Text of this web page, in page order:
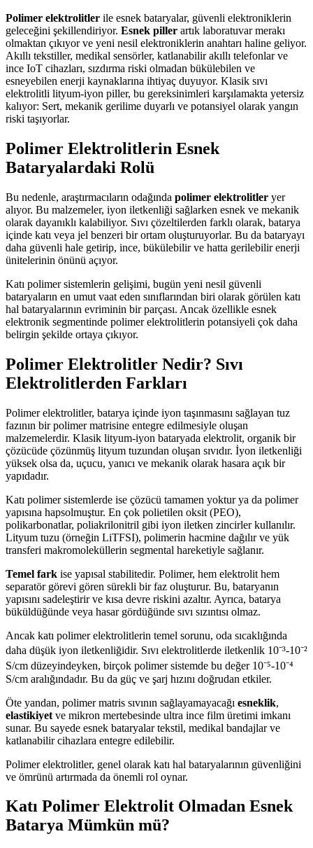
Polimer elektrolitler ile esnek bataryalar, güvenli elektroniklerin
geleceğini şekillendiriyor. Esnek piller artık laboratuvar merakı
olmaktan çıkıyor ve yeni nesil elektroniklerin anahtarı haline geliyor.
Akıllı tekstiller, medikal sensörler, katlanabilir akıllı telefonlar ve
ince IoT cihazları, sızdırma riski olmadan bükülebilen ve
esneyebilen enerji kaynaklarına ihtiyaç duyuyor. Klasik sıvı
elektrolitli lityum-iyon piller, bu gereksinimleri karşılamakta yetersiz
kalıyor: Sert, mekanik gerilime duyarlı ve potansiyel olarak yangın
riski taşıyorlar.
Polimer Elektrolitlerin Esnek
Bataryalardaki Rolü
Bu nedenle, araştırmacıların odağında polimer elektrolitler yer
alıyor. Bu malzemeler, iyon iletkenliği sağlarken esnek ve mekanik
olarak dayanıklı kalabiliyor. Sıvı çözeltilerden farklı olarak, batarya
içinde katı veya jel benzeri bir ortam oluşturuyorlar. Bu da bataryayı
daha güvenli hale getirip, ince, bükülebilir ve hatta gerilebilir enerji
ünitelerinin önünü açıyor.
Katı polimer sistemlerin gelişimi, bugün yeni nesil güvenli
bataryaların en umut vaat eden sınıflarından biri olarak görülen katı
hal bataryalarının evriminin bir parçası. Ancak özellikle esnek
elektronik segmentinde polimer elektrolitlerin potansiyeli çok daha
belirgin şekilde ortaya çıkıyor.
Polimer Elektrolitler Nedir? Sıvı
Elektrolitlerden Farkları
Polimer elektrolitler, batarya içinde iyon taşınmasını sağlayan tuz
fazının bir polimer matrisine entegre edilmesiyle oluşan
malzemelerdir. Klasik lityum-iyon bataryada elektrolit, organik bir
çözücüde çözünmüş lityum tuzundan oluşan sıvıdır. İyon iletkenliği
yüksek olsa da, uçucu, yanıcı ve mekanik olarak hasara açık bir
yapıdadır.
Katı polimer sistemlerde ise çözücü tamamen yoktur ya da polimer
yapısına hapsolmuştur. En çok polietilen oksit (PEO),
polikarbonatlar, poliakrilonitril gibi iyon iletken zincirler kullanılır.
Lityum tuzu (örneğin LiTFSI), polimerin hacmine dağılır ve yük
transferi makromoleküllerin segmental hareketiyle sağlanır.
Temel fark ise yapısal stabilitedir. Polimer, hem elektrolit hem
separatör görevi gören sürekli bir faz oluşturur. Bu, bataryanın
yapısını sadeleştirir ve kısa devre riskini azaltır. Ayrıca, batarya
büküldüğünde veya hasar gördüğünde sıvı sızıntısı olmaz.
Ancak katı polimer elektrolitlerin temel sorunu, oda sıcaklığında
daha düşük iyon iletkenliğidir. Sıvı elektrolitlerde iletkenlik 10⁻³-10⁻²
S/cm düzeyindeyken, birçok polimer sistemde bu değer 10⁻⁵-10⁻⁴
S/cm aralığındadır. Bu da güç ve şarj hızını doğrudan etkiler.
Öte yandan, polimer matris sıvının sağlayamayacağı esneklik,
elastikiyet ve mikron mertebesinde ultra ince film üretimi imkanı
sunar. Bu sayede esnek bataryalar tekstil, medikal bandajlar ve
katlanabilir cihazlara entegre edilebilir.
Polimer elektrolitler, genel olarak katı hal bataryalarının güvenliğini
ve ömrünü artırmada da önemli rol oynar.
Katı Polimer Elektrolit Olmadan Esnek
Batarya Mümkün mü?